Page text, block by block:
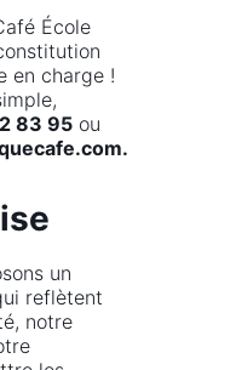
École
en charge !
83 95 ou
un
reflètent
notre